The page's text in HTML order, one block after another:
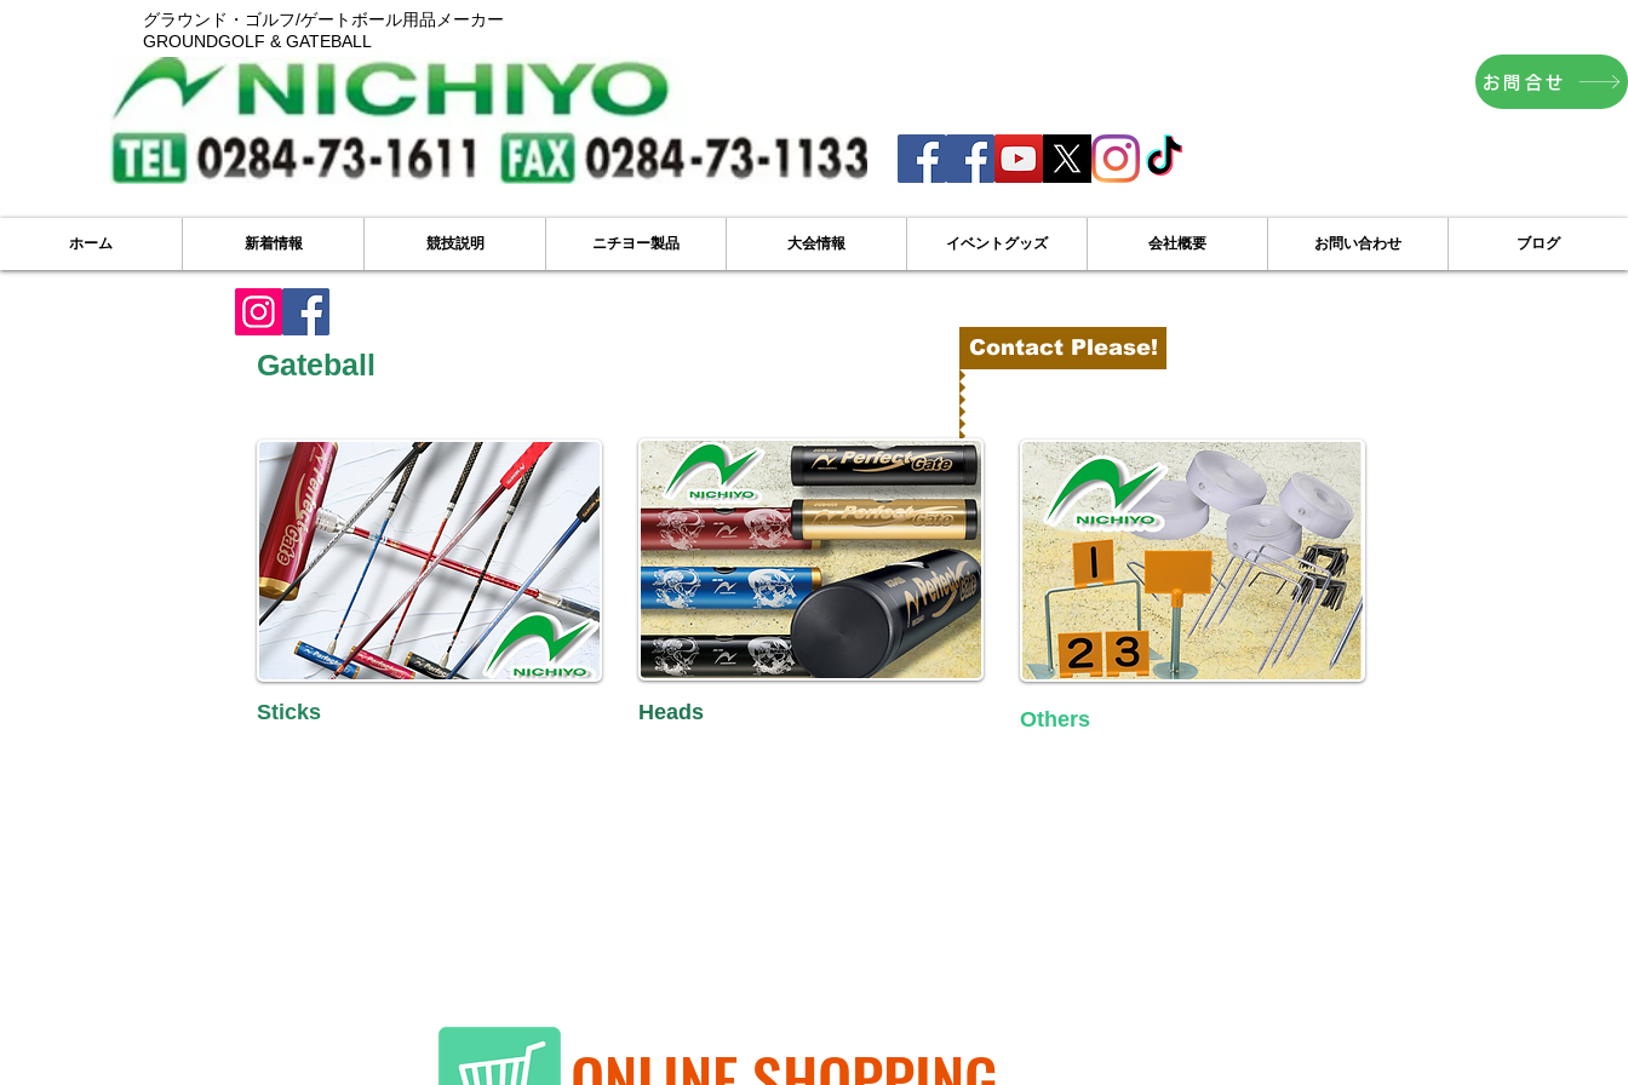
お問合せ
グラウンド・ゴルフ/ゲートボール用品メーカー
GROUNDGOLF & GATEBALL
Products
ホーム 新着情報 競技説明 ニチヨー製品 大会情報 イベントグッズ 会社概要 お問い合わせ ブログ
Gateball Contact Please!
Sticks Heads ​Others